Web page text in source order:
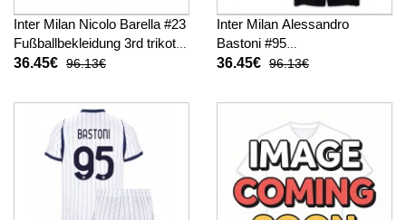
Inter Milan Nicolo Barella #23
Fußballbekleidung 3rd trikot
Kinder 2026-27 Kurzarm (+
36.45€ 96.13€
Inter Milan Alessandro
Bastoni #95
Fußballbekleidung Heimtrikot
kurze hosen)
36.45€ 96.13€